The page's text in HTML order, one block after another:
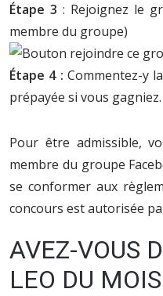
Étape 3: Rejoignez le
membre du groupe)
Étape 4 : Commentez-y
prépayée si vous gagniez.
Pour être admissible,
membre du groupe
se conformer aux
concours est autorisée
AVEZ-VOUS
LEO DU